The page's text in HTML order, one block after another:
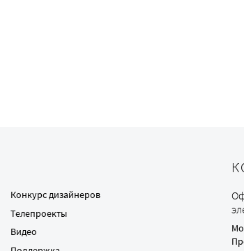
Конкурс дизайнеров
Телепроекты
Видео